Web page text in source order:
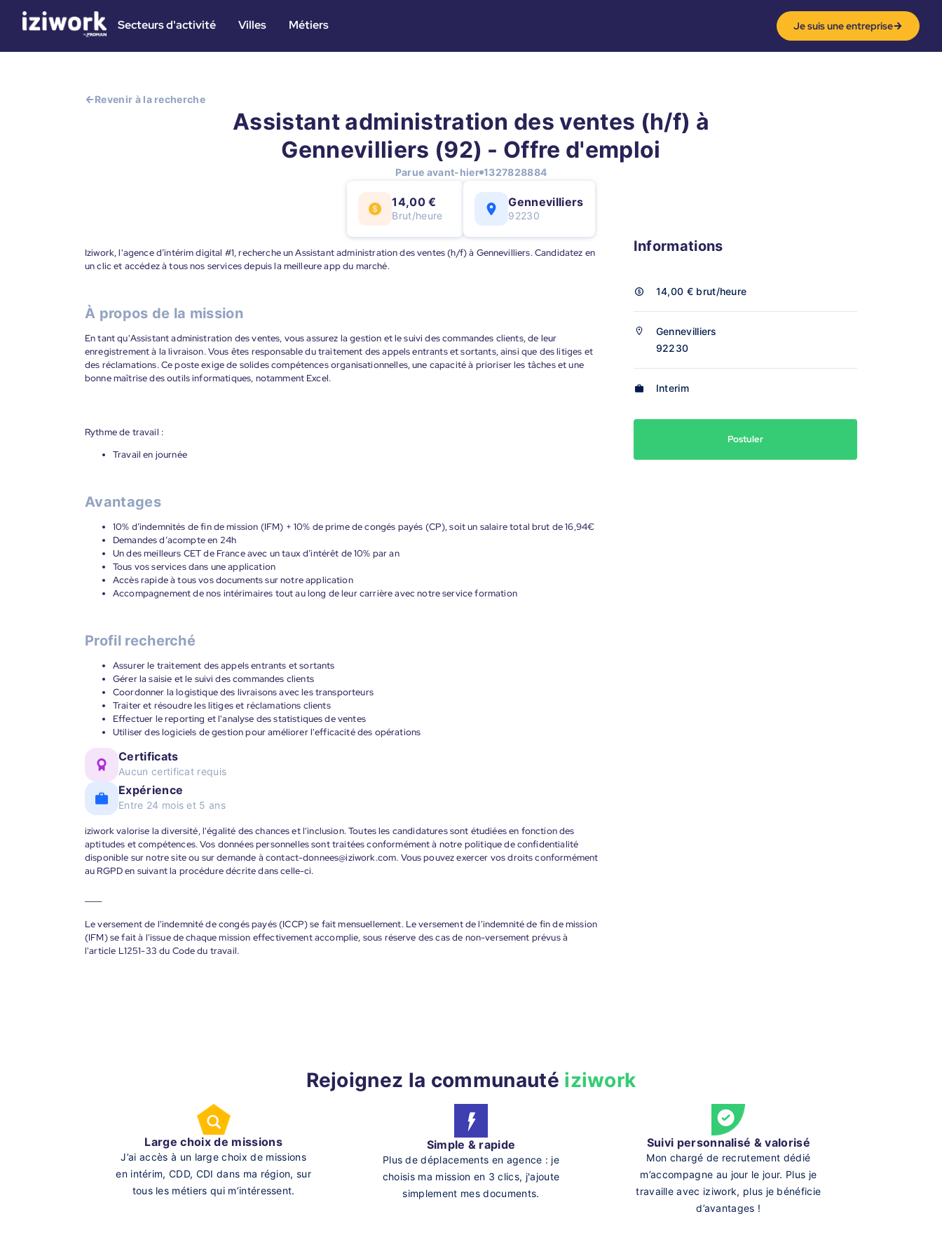
Secteurs d'activité Villes Métiers Je suis une entreprise
Revenir à la recherche
Assistant administration des ventes (h/f) à
Gennevilliers (92) - Offre d'emploi
Parue avant-hier 1327828884
14,00 €
Brut/heure
Gennevilliers
92230
Iziwork, l'agence d’intérim digital #1, recherche un Assistant administration des ventes (h/f) à Gennevilliers. Candidatez en
un clic et accédez à tous nos services depuis la meilleure app du marché.
À propos de la mission
En tant qu'Assistant administration des ventes, vous assurez la gestion et le suivi des commandes clients, de leur
enregistrement à la livraison. Vous êtes responsable du traitement des appels entrants et sortants, ainsi que des litiges et
des réclamations. Ce poste exige de solides compétences organisationnelles, une capacité à prioriser les tâches et une
bonne maîtrise des outils informatiques, notamment Excel.
Rythme de travail :
Travail en journée
Avantages
10% d’indemnités de fin de mission (IFM) + 10% de prime de congés payés (CP), soit un salaire total brut de 16,94€
Demandes d’acompte en 24h
Un des meilleurs CET de France avec un taux d’intérêt de 10% par an
Tous vos services dans une application
Accès rapide à tous vos documents sur notre application
Accompagnement de nos intérimaires tout au long de leur carrière avec notre service formation
Profil recherché
Assurer le traitement des appels entrants et sortants
Gérer la saisie et le suivi des commandes clients
Coordonner la logistique des livraisons avec les transporteurs
Traiter et résoudre les litiges et réclamations clients
Effectuer le reporting et l'analyse des statistiques de ventes
Utiliser des logiciels de gestion pour améliorer l'efficacité des opérations
Certificats
Aucun certificat requis
Expérience
Entre 24 mois et 5 ans
iziwork valorise la diversité, l'égalité des chances et l'inclusion. Toutes les candidatures sont étudiées en fonction des
aptitudes et compétences. Vos données personnelles sont traitées conformément à notre politique de confidentialité
disponible sur notre site ou sur demande à contact-donnees@iziwork.com. Vous pouvez exercer vos droits conformément
au RGPD en suivant la procédure décrite dans celle-ci.
Le versement de l'indemnité de congés payés (ICCP) se fait mensuellement. Le versement de l'indemnité de fin de mission
(IFM) se fait à l'issue de chaque mission effectivement accomplie, sous réserve des cas de non-versement prévus à
l'article L1251-33 du Code du travail.
Informations
14,00 € brut/heure
Gennevilliers
92230
Interim
Postuler
Rejoignez la communauté iziwork
Large choix de missions
J’ai accès à un large choix de missions
en intérim, CDD, CDI dans ma région, sur
tous les métiers qui m’intéressent.
Simple & rapide
Plus de déplacements en agence : je
choisis ma mission en 3 clics, j'ajoute
simplement mes documents.
Suivi personnalisé & valorisé
Mon chargé de recrutement dédié
m’accompagne au jour le jour. Plus je
travaille avec iziwork, plus je bénéficie
d’avantages !